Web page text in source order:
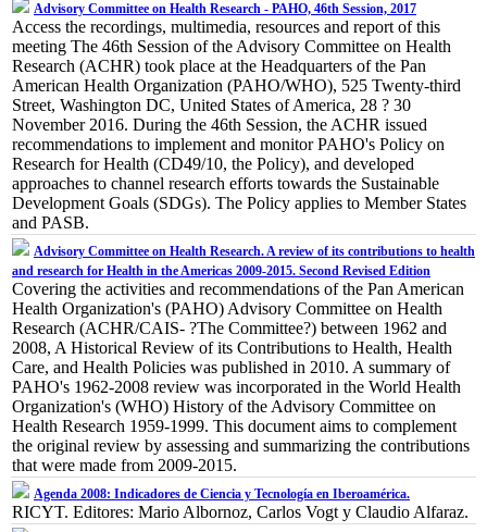
Advisory Committee on Health Research - PAHO, 46th Session, 2017
Access the recordings, multimedia, resources and report of this
meeting The 46th Session of the Advisory Committee on Health
Research (ACHR) took place at the Headquarters of the Pan
American Health Organization (PAHO/WHO), 525 Twenty-third
Street, Washington DC, United States of America, 28 ? 30
November 2016. During the 46th Session, the ACHR issued
recommendations to implement and monitor PAHO's Policy on
Research for Health (CD49/10, the Policy), and developed
approaches to channel research efforts towards the Sustainable
Development Goals (SDGs). The Policy applies to Member States
and PASB.
Advisory Committee on Health Research. A review of its contributions to health
and research for Health in the Americas 2009-2015. Second Revised Edition
Covering the activities and recommendations of the Pan American
Health Organization's (PAHO) Advisory Committee on Health
Research (ACHR/CAIS- ?The Committee?) between 1962 and
2008, A Historical Review of its Contributions to Health, Health
Care, and Health Policies was published in 2010. A summary of
PAHO's 1962-2008 review was incorporated in the World Health
Organization's (WHO) History of the Advisory Committee on
Health Research 1959-1999. This document aims to complement
the original review by assessing and summarizing the contributions
that were made from 2009-2015.
Agenda 2008: Indicadores de Ciencia y Tecnología en Iberoamérica.
RICYT. Editores: Mario Albornoz, Carlos Vogt y Claudio Alfaraz.